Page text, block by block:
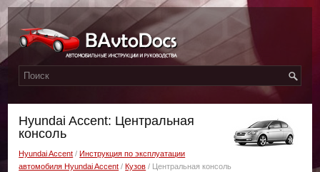
Hyundai Accent: Центральная
консоль
Hyundai Accent /Инструкция по эксплуатации
автомобиля Hyundai Accent /Кузов / Центральная консоль